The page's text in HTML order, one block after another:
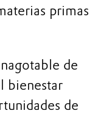
primas
de
bienestar
de